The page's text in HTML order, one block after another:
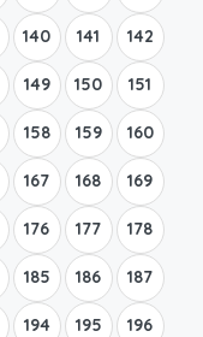
140 141 142
149 150 151
158 159 160
167 168 169
176 177 178
185 186 187
194 195 196